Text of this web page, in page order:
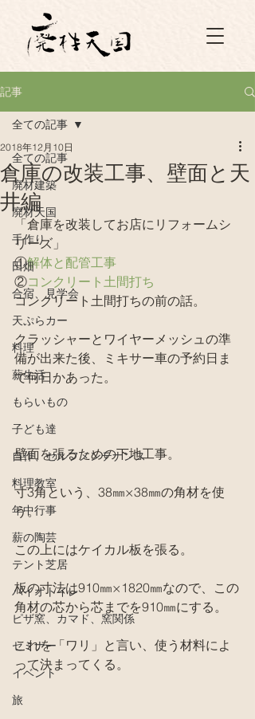
記事
全ての記事
廃材建築
廃材天国
手作り
田畑
合宿、見学会
天ぷらカー
料理
薪生活
もらいもの
子ども達
自作、セルフメンテナンス
料理教室
年中行事
薪の陶芸
テント芝居
バイオトイレ
ピザ窯、カマド、窯関係
セミナー
イベント
旅
全ての記事
倉庫の改装工事、壁面と天
井編
2018年12月10日
「倉庫を改装してお店にリフォームシ
リーズ」
①解体と配管工事
②コンクリート土間打ち
コンクリート土間打ちの前の話。
クラッシャーとワイヤーメッシュの準
備が出来た後、ミキサー車の予約日ま
で何日かあった。
壁面を張るための下地工事。
寸3角という、38㎜×38㎜の角材を使
う。
この上にはケイカル板を張る。
板の寸法は910㎜×1820㎜なので、この
角材の芯から芯までを910㎜にする。
これを「ワリ」と言い、使う材料によ
って決まってくる。